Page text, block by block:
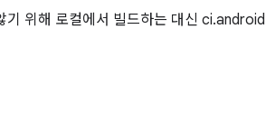
기 위해 로컬에서 빌드하는 대신